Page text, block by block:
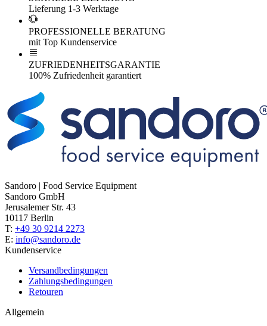
Lieferung 1-3 Werktage
PROFESSIONELLE BERATUNG
mit Top Kundenservice
ZUFRIEDENHEITSGARANTIE
100% Zufriedenheit garantiert
Sandoro | Food Service Equipment
Sandoro GmbH
Jerusalemer Str. 43
10117 Berlin
T: +49 30 9214 2273
E: info@sandoro.de
Kundenservice
Versandbedingungen
Zahlungsbedingungen
Retouren
Allgemein